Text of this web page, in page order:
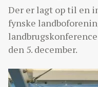
Der er lagt op til en
fynske
den 5. december.